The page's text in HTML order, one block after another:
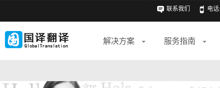
联系我们 电话
解决方案 服务指南